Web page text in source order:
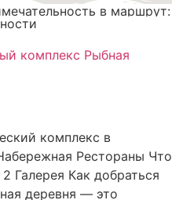
в маршрут:
комплекс в
Рестораны Что
Галерея Как добраться
деревня — это